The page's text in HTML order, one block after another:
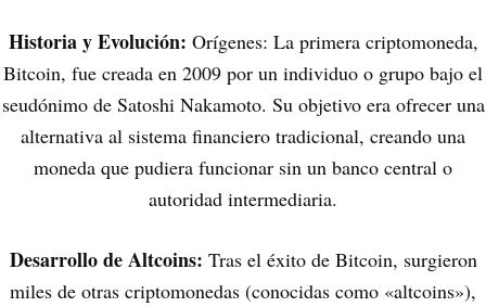
Historia y Evolución: Orígenes: La primera criptomoneda,
Bitcoin, fue creada en 2009 por un individuo o grupo bajo el
seudónimo de Satoshi Nakamoto. Su objetivo era ofrecer una
alternativa al sistema financiero tradicional, creando una
moneda que pudiera funcionar sin un banco central o
autoridad intermediaria.
Desarrollo de Altcoins: Tras el éxito de Bitcoin, surgieron
miles de otras criptomonedas (conocidas como «altcoins»),